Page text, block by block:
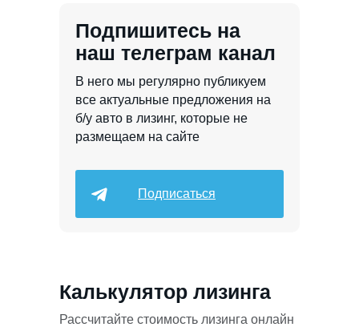
В него мы регулярно публикуем
все актуальные предложения на
б/у авто в лизинг, которые не
размещаем на сайте
Подписаться
Подпишитесь на
наш телеграм канал
Калькулятор лизинга
Рассчитайте стоимость лизинга онлайн